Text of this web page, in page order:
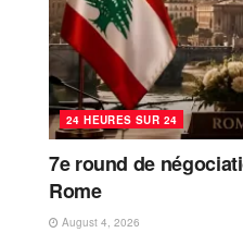
24 HEURES SUR 24
7e round de
Rome
August 4, 2026